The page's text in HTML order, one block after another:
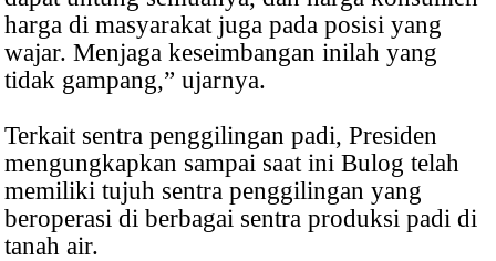
harga di masyarakat juga pada posisi yang
wajar. Menjaga keseimbangan inilah yang
tidak gampang,” ujarnya.
Terkait sentra penggilingan padi, Presiden
mengungkapkan sampai saat ini Bulog telah
memiliki tujuh sentra penggilingan yang
beroperasi di berbagai sentra produksi padi di
tanah air.